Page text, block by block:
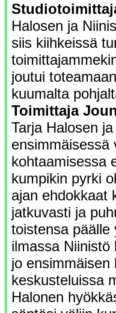
Halosen ja
siis kiihkeissä
joutui
kuumalta
Toimittaja
Tarja Halosen
ensimmäisessä
kohtaamisessa
kumpikin pyrki
ajan ehdokkaat
jatkuvasti ja
toistensa päälle
ilmassa
jo ensimmäisen
keskusteluissa
Halonen